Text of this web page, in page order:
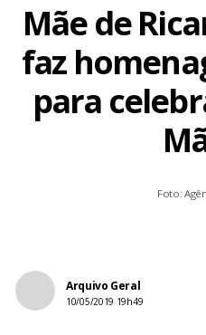
Mãe de
faz
para
Foto:
Arquivo Geral
10/05/2019 19h49